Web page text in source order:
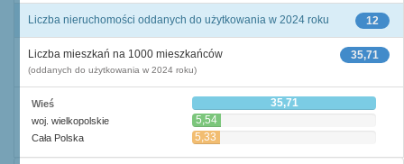
12
Liczba nieruchomości oddanych do użytkowania w 2024 roku
35,71
Liczba mieszkań na 1000 mieszkańców
(oddanych do użytkowania w 2024 roku)
Wieś 35,71
woj. wielkopolskie 5,54
Cała Polska 5,33